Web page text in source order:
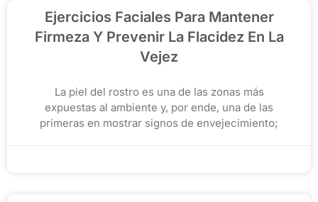
Ejercicios Faciales Para Mantener
Firmeza Y Prevenir La Flacidez En La
Vejez
La piel del rostro es una de las zonas más
expuestas al ambiente y, por ende, una de las
primeras en mostrar signos de envejecimiento;